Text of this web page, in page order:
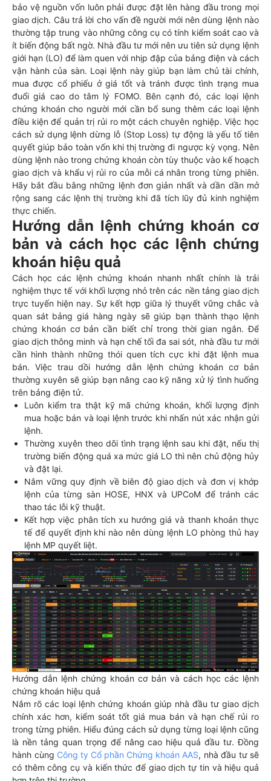
bảo vệ nguồn vốn luôn phải được đặt lên hàng đầu trong mọi
giao dịch. Câu trả lời cho vấn đề người mới nên dùng lệnh nào
thường tập trung vào những công cụ có tính kiểm soát cao và
ít biến động bất ngờ. Nhà đầu tư mới nên ưu tiên sử dụng lệnh
giới hạn (LO) để làm quen với nhịp đập của bảng điện và cách
vận hành của sàn. Loại lệnh này giúp bạn làm chủ tài chính,
mua được cổ phiếu ở giá tốt và tránh được tình trạng mua
đuổi giá cao do tâm lý FOMO. Bên cạnh đó, các loại lệnh
chứng khoán cho người mới cần bổ sung thêm các loại lệnh
điều kiện để quản trị rủi ro một cách chuyên nghiệp. Việc học
cách sử dụng lệnh dừng lỗ (Stop Loss) tự động là yếu tố tiên
quyết giúp bảo toàn vốn khi thị trường đi ngược kỳ vọng. Nên
dùng lệnh nào trong chứng khoán còn tùy thuộc vào kế hoạch
giao dịch và khẩu vị rủi ro của mỗi cá nhân trong từng phiên.
Hãy bắt đầu bằng những lệnh đơn giản nhất và dần dần mở
rộng sang các lệnh thị trường khi đã tích lũy đủ kinh nghiệm
thực chiến.
Hướng dẫn lệnh chứng khoán cơ
bản và cách học các lệnh chứng
khoán hiệu quả
Cách học các lệnh chứng khoán nhanh nhất chính là trải
nghiệm thực tế với khối lượng nhỏ trên các nền tảng giao dịch
trực tuyến hiện nay. Sự kết hợp giữa lý thuyết vững chắc và
quan sát bảng giá hàng ngày sẽ giúp bạn thành thạo lệnh
chứng khoán cơ bản cần biết chỉ trong thời gian ngắn. Để
giao dịch thông minh và hạn chế tối đa sai sót, nhà đầu tư mới
cần hình thành những thói quen tích cực khi đặt lệnh mua
bán. Việc trau dồi hướng dẫn lệnh chứng khoán cơ bản
thường xuyên sẽ giúp bạn nâng cao kỹ năng xử lý tình huống
trên bảng điện tử.
Luôn kiểm tra thật kỹ mã chứng khoán, khối lượng định
mua hoặc bán và loại lệnh trước khi nhấn nút xác nhận gửi
lệnh.
Thường xuyên theo dõi tình trạng lệnh sau khi đặt, nếu thị
trường biến động quá xa mức giá LO thì nên chủ động hủy
và đặt lại.
Nắm vững quy định về biên độ giao dịch và đơn vị khớp
lệnh của từng sàn HOSE, HNX và UPCoM để tránh các
thao tác lỗi kỹ thuật.
Kết hợp việc phân tích xu hướng giá và thanh khoản thực
tế để quyết định khi nào nên dùng lệnh LO phòng thủ hay
lệnh MP quyết liệt.
Hướng dẫn lệnh chứng khoán cơ bản và cách học các lệnh
chứng khoán hiệu quả
Nắm rõ các loại lệnh chứng khoán giúp nhà đầu tư giao dịch
chính xác hơn, kiểm soát tốt giá mua bán và hạn chế rủi ro
trong từng phiên. Hiểu đúng cách sử dụng từng loại lệnh cũng
là nền tảng quan trọng để nâng cao hiệu quả đầu tư. Đồng
hành cùng Công ty Cổ phần Chứng khoán AAS, nhà đầu tư sẽ
có thêm công cụ và kiến thức để giao dịch tự tin và hiệu quả